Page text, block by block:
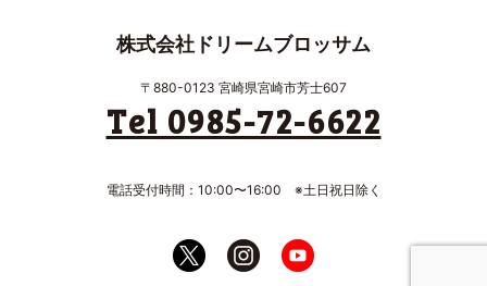
株式会社ドリームブロッサム
〒880-0123 宮崎県宮崎市芳士607
Tel 0985-72-6622
電話受付時間：10:00〜16:00 ※土日祝日除く